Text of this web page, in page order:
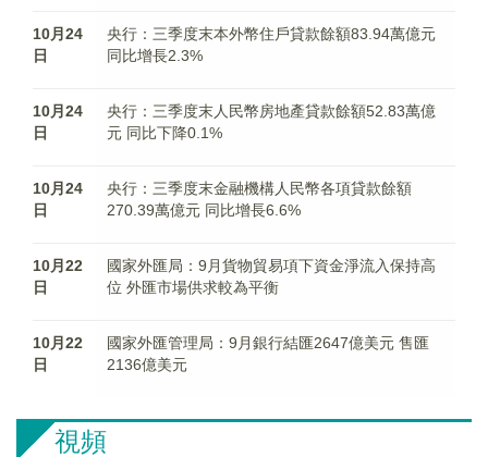
10月24
日
央行：三季度末本外幣住戶貸款餘額83.94萬億元
同比增長2.3%
10月24
日
央行：三季度末人民幣房地產貸款餘額52.83萬億
元 同比下降0.1%
10月24
日
央行：三季度末金融機構人民幣各項貸款餘額
270.39萬億元 同比增長6.6%
10月22
日
國家外匯局：9月貨物貿易項下資金淨流入保持高
位 外匯市場供求較為平衡
10月22
日
國家外匯管理局：9月銀行結匯2647億美元 售匯
2136億美元
視頻